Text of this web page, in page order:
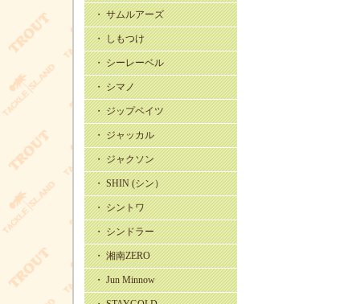
・ サムルアーズ
・ しもつけ
・ シーレーベル
・ シマノ
・ ジップベイツ
・ ジャッカル
・ ジャクソン
・ SHIN (シン）
・ シントワ
・ シンドラー
・ 湘南ZERO
・ Jun Minnow